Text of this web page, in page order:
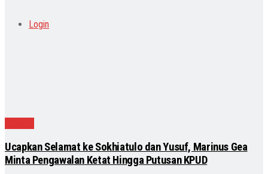
Login
Ucapkan Selamat ke Sokhiatulo dan Yusuf, Marinus Gea
Minta Pengawalan Ketat Hingga Putusan KPUD